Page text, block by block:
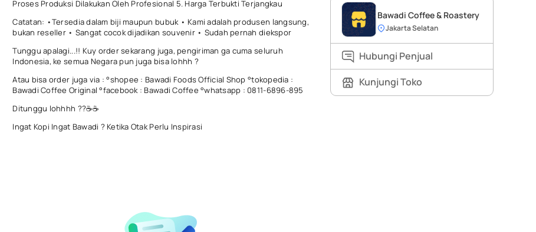
Proses Produksi Dilakukan Oleh Profesional 5. Harga Terbukti Terjangkau
Catatan: •Tersedia dalam biji maupun bubuk • Kami adalah produsen langsung,
bukan reseller • Sangat cocok dijadikan souvenir • Sudah pernah diekspor
Tunggu apalagi...!! Kuy order sekarang juga, pengiriman ga cuma seluruh
Indonesia, ke semua Negara pun juga bisa lohhh ?
Atau bisa order juga via : °shopee : Bawadi Foods Official Shop °tokopedia :
Bawadi Coffee Original °facebook : Bawadi Coffee °whatsapp : 0811-6896-895
Ditunggu lohhhh ??☕☕
Ingat Kopi Ingat Bawadi ? Ketika Otak Perlu Inspirasi
Bawadi Coffee & Roastery
Jakarta Selatan
Hubungi Penjual
Kunjungi Toko